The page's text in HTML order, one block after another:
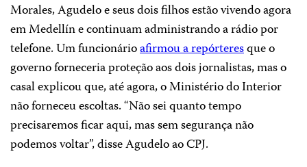
Morales, Agudelo e seus dois filhos estão vivendo agora
em Medellín e continuam administrando a rádio por
telefone. Um funcionárioafirmou a repórteresque o
governo forneceria proteção aos dois jornalistas, mas o
casal explicou que, até agora, o Ministério do Interior
não forneceu escoltas. “Não sei quanto tempo
precisaremos ficar aqui, mas sem segurança não
podemos voltar”, disse Agudelo ao CPJ.